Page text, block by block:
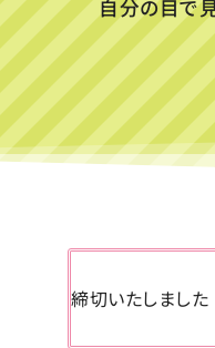
自分の目で
締切いたしました